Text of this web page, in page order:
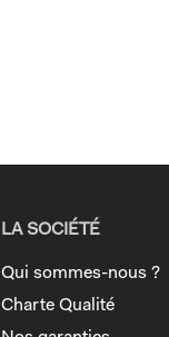
LA SOCIÉTÉ
Qui sommes-nous ?
Charte Qualité